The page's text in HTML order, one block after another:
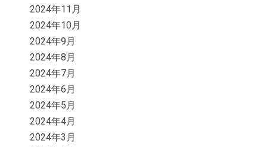
2024年11月
2024年10月
2024年9月
2024年8月
2024年7月
2024年6月
2024年5月
2024年4月
2024年3月